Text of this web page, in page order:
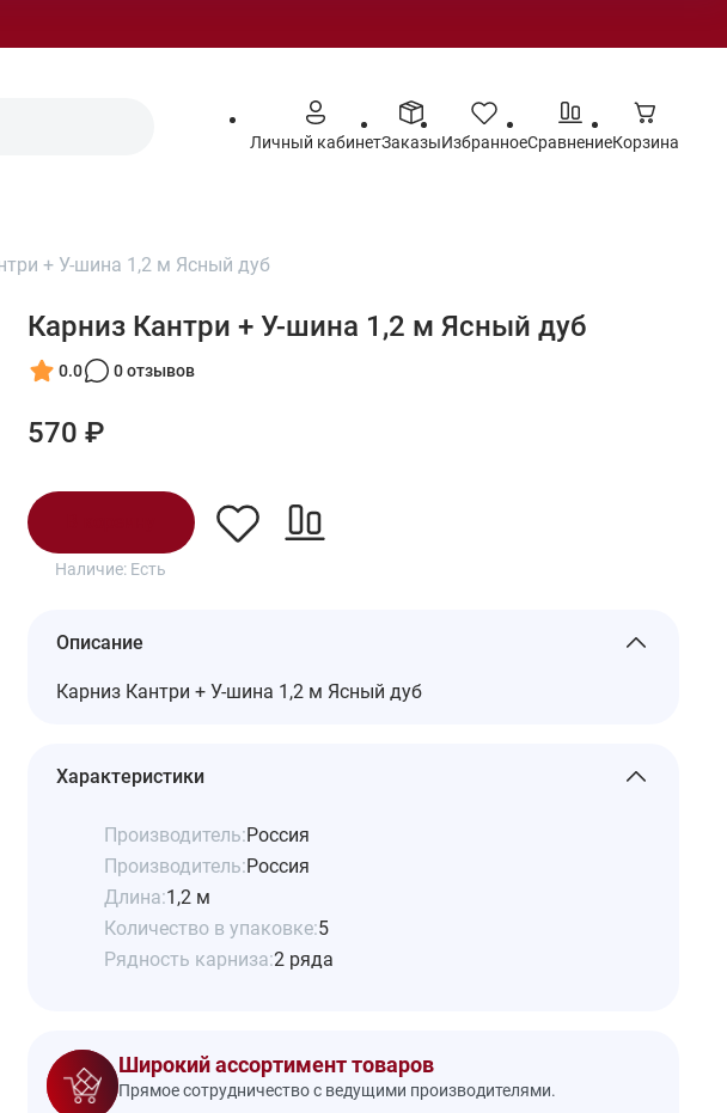
Личный кабинетЗаказыИзбранноеСравнениеКорзина
+ У-шина 1,2 м Ясный дуб
Карниз Кантри + У-шина 1,2 м Ясный дуб
0.0 0 отзывов
570 ₽
Наличие: Есть
Описание
Карниз Кантри + У-шина 1,2 м Ясный дуб
Характеристики
Производитель:Россия
Производитель:Россия
Длина:1,2 м
Количество в упаковке:5
Рядность карниза:2 ряда
Широкий ассортимент товаров
Прямое сотрудничество с ведущими производителями.